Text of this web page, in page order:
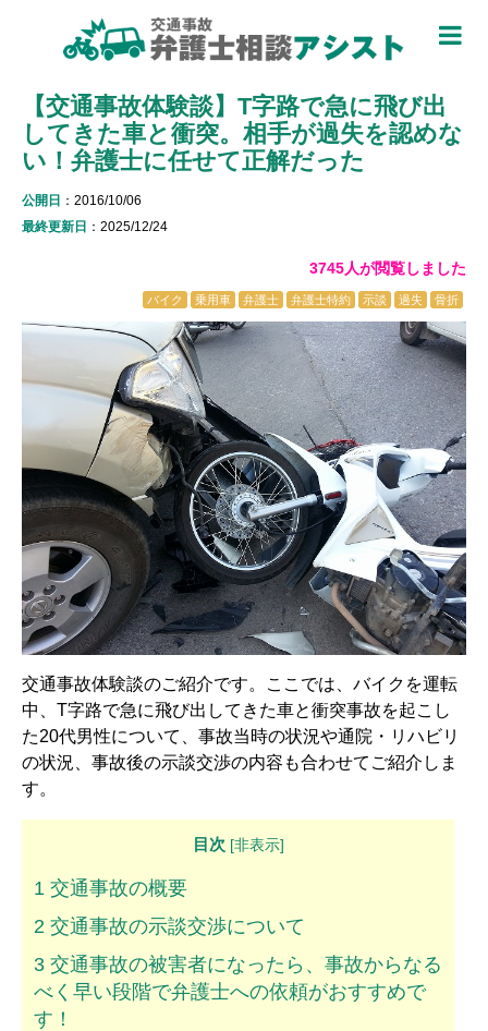
【交通事故体験談】T字路で急に飛び出
してきた車と衝突。相手が過失を認めな
い！弁護士に任せて正解だった
公開日 ：2016/10/06
最終更新日 ：2025/12/24
3745人が閲覧しました
バイク 乗用車 弁護士 弁護士特約 示談 過失 骨折
交通事故体験談のご紹介です。ここでは、バイクを運転
中、T字路で急に飛び出してきた車と衝突事故を起こし
た20代男性について、事故当時の状況や通院・リハビリ
の状況、事故後の示談交渉の内容も合わせてご紹介しま
す。
目次 [非表示]
1 交通事故の概要
2 交通事故の示談交渉について
3 交通事故の被害者になったら、事故からなる
べく早い段階で弁護士への依頼がおすすめで
す！
被害者のための基礎知識 ▼
被害者になったら
適用できる保険を知る
休業損害について知る
弁護士特約について知る
加害者側について知る
被害に関する用語を知る
解決までの流れ ▼
ケガの治療
症状固定
後遺障害認定
示談交渉
交通事故体験談 ▼
大型車事故の体験談
バイク事故の体験談
ムチ打ちの体験談